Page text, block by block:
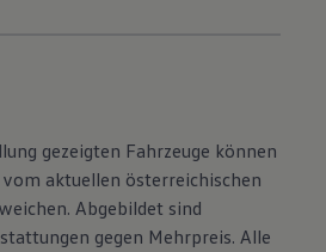
gezeigten Fahrzeuge können
aktuellen österreichischen
Abgebildet sind
gegen Mehrpreis. Alle